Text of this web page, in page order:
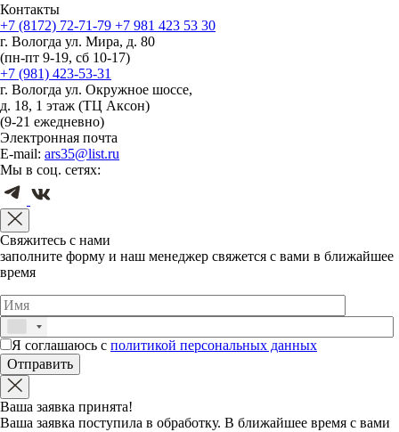
Контакты
+7 (8172) 72-71-79 +7 981 423 53 30
г. Вологда ул. Мира, д. 80
(пн-пт 9-19, сб 10-17)
+7 (981) 423-53-31
г. Вологда ул. Окружное шоссе,
д. 18, 1 этаж (ТЦ Аксон)
(9-21 ежедневно)
Электронная почта
E-mail: ars35@list.ru
Мы в соц. сетях:
Свяжитесь с нами
заполните форму и наш менеджер свяжется с вами в ближайшее
время
Я соглашаюсь с политикой персональных данных
Ваша заявка принята!
Ваша заявка поступила в обработку. В ближайшее время с вами